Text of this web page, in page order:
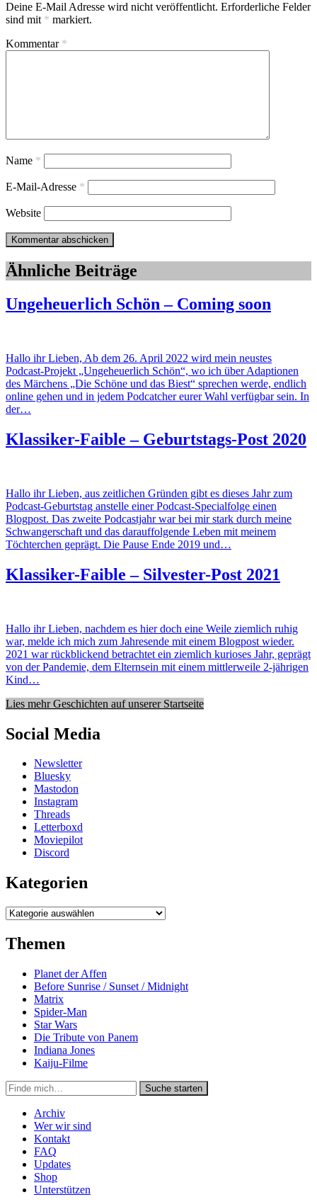
Deine E-Mail Adresse wird nicht veröffentlicht. Erforderliche Felder
sind mit * markiert.
Kommentar *
Name *
E-Mail-Adresse *
Website
Ähnliche Beiträge
Ungeheuerlich Schön – Coming soon
Hallo ihr Lieben, Ab dem 26. April 2022 wird mein neustes
Podcast-Projekt „Ungeheuerlich Schön“, wo ich über Adaptionen
des Märchens „Die Schöne und das Biest“ sprechen werde, endlich
online gehen und in jedem Podcatcher eurer Wahl verfügbar sein. In
der…
Klassiker-Faible – Geburtstags-Post 2020
Hallo ihr Lieben, aus zeitlichen Gründen gibt es dieses Jahr zum
Podcast-Geburtstag anstelle einer Podcast-Specialfolge einen
Blogpost. Das zweite Podcastjahr war bei mir stark durch meine
Schwangerschaft und das darauffolgende Leben mit meinem
Töchterchen geprägt. Die Pause Ende 2019 und…
Klassiker-Faible – Silvester-Post 2021
Hallo ihr Lieben, nachdem es hier doch eine Weile ziemlich ruhig
war, melde ich mich zum Jahresende mit einem Blogpost wieder.
2021 war rückblickend betrachtet ein ziemlich kurioses Jahr, geprägt
von der Pandemie, dem Elternsein mit einem mittlerweile 2-jährigen
Kind…
Lies mehr Geschichten auf unserer Startseite
Social Media
Newsletter
Bluesky
Mastodon
Instagram
Threads
Letterboxd
Moviepilot
Discord
Kategorien
Kategorien
Themen
Planet der Affen
Before Sunrise / Sunset / Midnight
Matrix
Spider-Man
Star Wars
Die Tribute von Panem
Indiana Jones
Kaiju-Filme
Suche
in
https://secondunit-
podcast.de/
Suche starten
Archiv
Wer wir sind
Kontakt
FAQ
Updates
Shop
Unterstützen